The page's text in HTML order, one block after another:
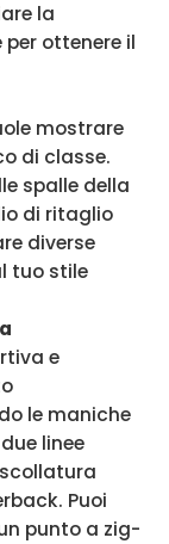
la
ottenere il
mostrare
di classe.
spalle della
di ritaglio
diverse
tuo stile
e
le maniche
linee
Puoi
punto a zig-